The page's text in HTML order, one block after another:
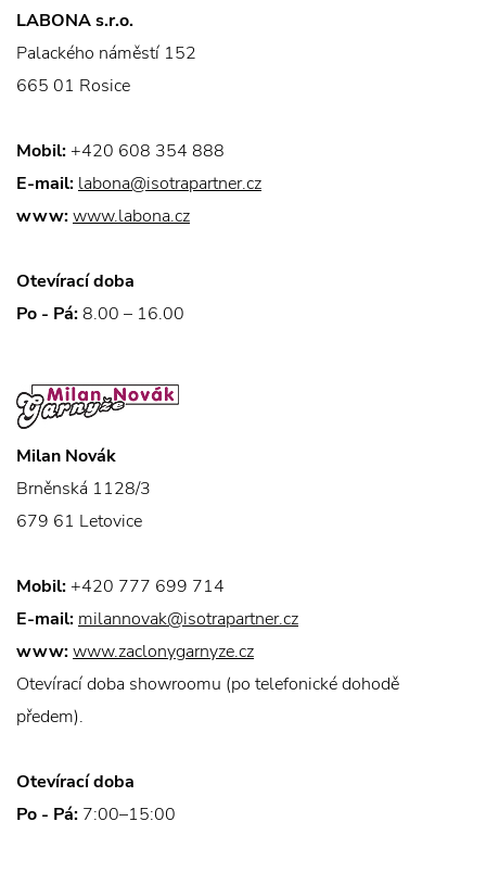
LABONA s.r.o.
Palackého náměstí 152
665 01 Rosice
Mobil: +420 608 354 888
E-mail: labona@isotrapartner.cz
www:www.labona.cz
Otevírací doba
Po - Pá:8.00 – 16.00
Milan Novák
Brněnská 1128/3
679 61 Letovice
Mobil: +420 777 699 714
E-mail: milannovak@isotrapartner.cz
www:www.zaclonygarnyze.cz
Otevírací doba showroomu (po telefonické dohodě
předem).
Otevírací doba
Po - Pá: 7:00–15:00